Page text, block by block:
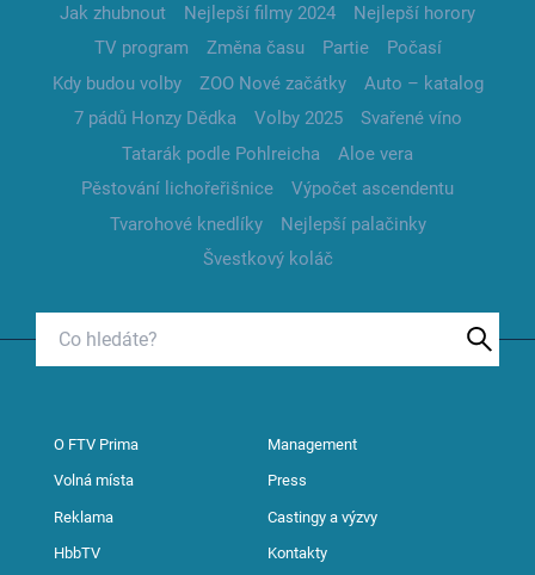
Jak zhubnout Nejlepší filmy 2024
Nejlepší horory
TV program
Změna času Partie
Počasí
Kdy budou volby
ZOO Nové začátky
Auto – katalog
7 pádů Honzy Dědka
Volby 2025
Svařené víno
Tatarák podle Pohlreicha
Aloe vera
Pěstování lichořeřišnice
Výpočet ascendentu
Tvarohové knedlíky
Nejlepší palačinky
Švestkový koláč
O FTV Prima Management
Volná místa Press
Reklama Castingy a výzvy
HbbTV Kontakty